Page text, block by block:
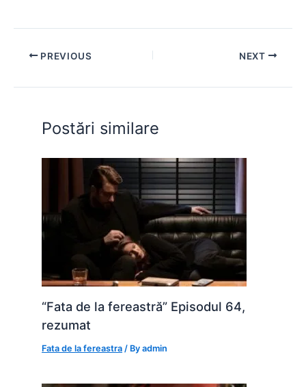
c
e
o
o
k
at
s
p
p
s
n
g
er
itt er
e
d ar
PREVIOUS NEXT
Postări similare
“Fata de la fereastră” Episodul 64,
rezumat
Fata de la fereastra / Byadmin